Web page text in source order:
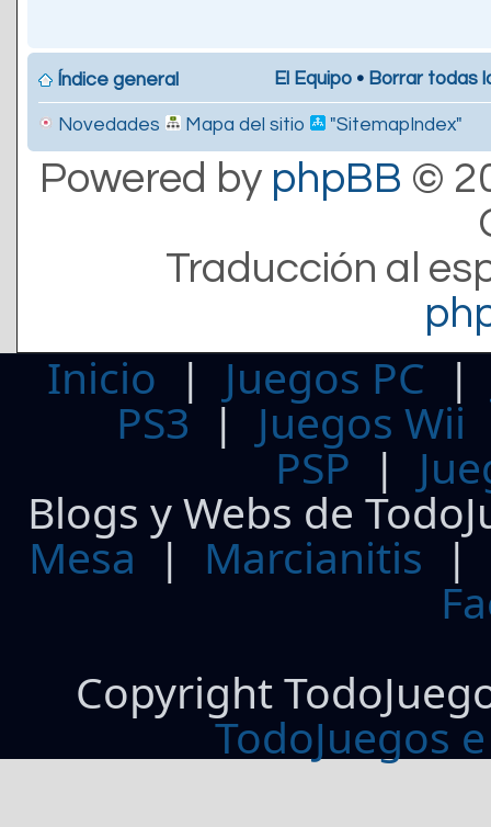
Índice general El Equipo • Borrar todas
Novedades Mapa del sitio "SitemapIndex"
Powered by phpBB ©
Traducción al
Inicio | Juegos PC
PS3| Juegos Wii
PSP |
Blogs y Webs de
Mesa | Marcianitis |
Copyright
TodoJuegos